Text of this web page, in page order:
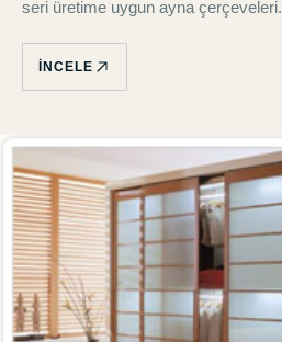
seri üretime uygun ayna çerçeveleri.
İNCELE